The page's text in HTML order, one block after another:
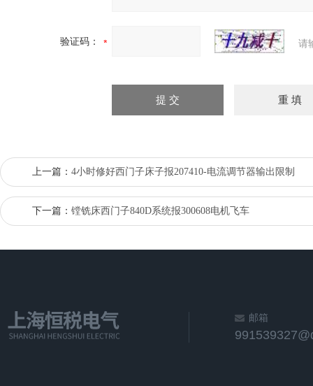
验证码： 请
上一篇： 4小时修好西门子床子报207410-电流调节器输出限制
下一篇： 镗铣床西门子840D系统报300608电机飞车
邮箱